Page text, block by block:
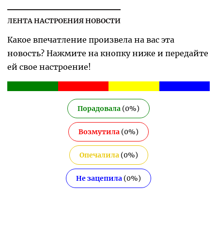
ЛЕНТА НАСТРОЕНИЯ НОВОСТИ
Какое впечатление произвела на вас эта
новость? Нажмите на кнопку ниже и передайте
ей свое настроение!
Порадовала (0%)
Возмутила (0%)
Опечалила(0%)
Не зацепила (0%)